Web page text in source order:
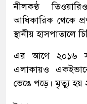
নীলকণ্ঠ
আধিকারিক থেকে
স্থানীয় হাসপাতালে
এর আগে ২০১৬
এলাকায়ও
ভেঙে পড়ে। মৃত্যু হয়